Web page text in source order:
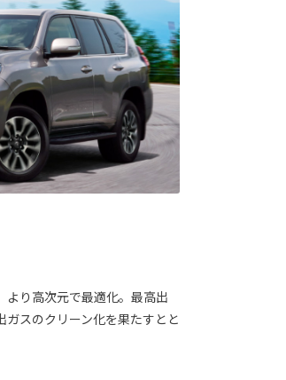
り高次元で最適化。最高出
ガスのクリーン化を果たすとと